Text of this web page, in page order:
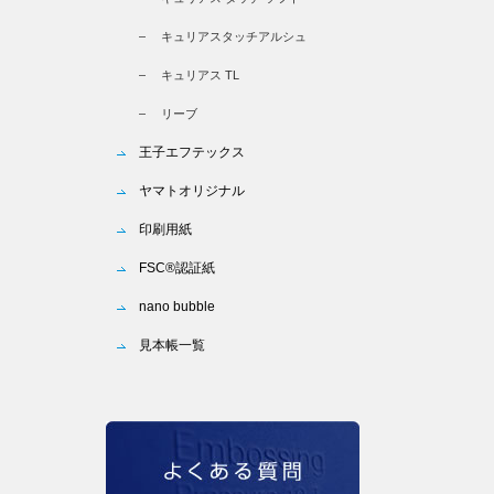
キュリアスタッチアルシュ
キュリアス TL
リーブ
王子エフテックス
ヤマトオリジナル
印刷用紙
FSC®認証紙
nano bubble
見本帳一覧